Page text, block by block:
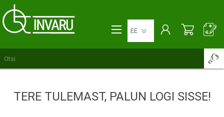
TERE TULEMAST, PALUN LOGI SISSE!